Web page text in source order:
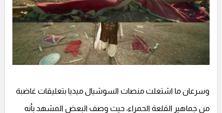
وسرعان ما اشتعلت منصات السوشيال ميديا بتعليقات غاضبة
من جماهير القلعة الحمراء، حيث وصف البعض المشهد بأنه